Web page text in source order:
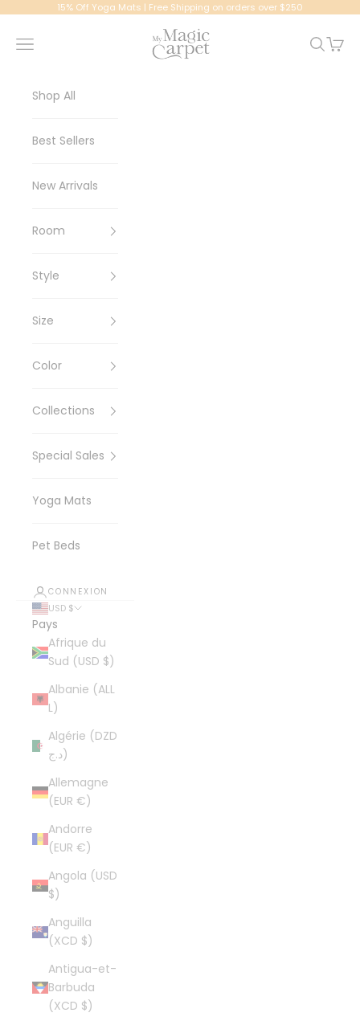
Passer au contenu15% Off Yoga Mats | Free Shipping on orders over $250
My Magic Carpet | Washable Rugs
Menu Panier
Shop All
Best Sellers
New Arrivals
Room
Style
Size
Color
Collections
Special Sales
Yoga Mats
Pet Beds
CONNEXION
USD $
Pays
Afrique du
Sud (USD $)
Albanie (ALL
L)
Algérie (DZD
د.ج)
Allemagne
(EUR €)
Andorre
(EUR €)
Angola (USD
$)
Anguilla
(XCD $)
Antigua-et-
Barbuda
(XCD $)